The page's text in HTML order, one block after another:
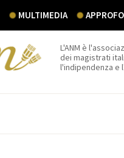
MULTIMEDIA
L'ANM è
dei magistrati
l'indipendenza e